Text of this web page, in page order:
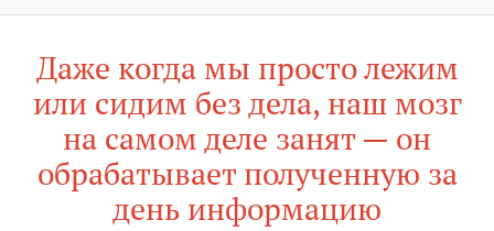
Даже когда мы просто лежим
или сидим без дела, наш мозг
на самом деле занят — он
обрабатывает полученную за
день информацию